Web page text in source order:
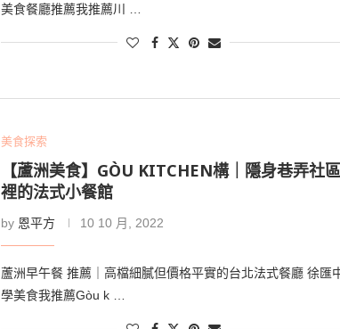
美食餐廳推薦我推薦川 …
美食探索
【蘆洲美食】GÒU KITCHEN構｜隱身巷弄社區
裡的法式小餐館
by 恩平方 10 10 月, 2022
蘆洲早午餐 推薦｜高檔細膩但價格平實的台北法式餐廳 徐匯
學美食我推薦Gòu k …